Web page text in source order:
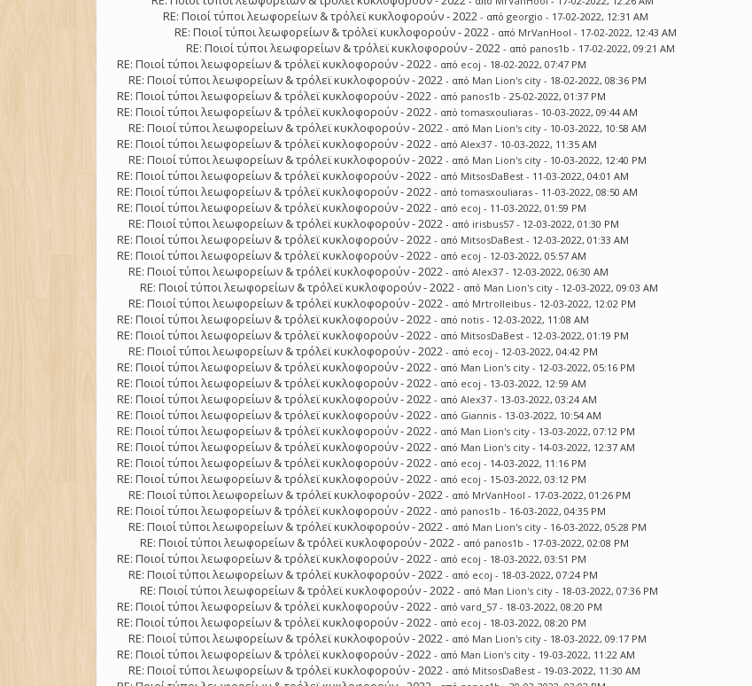
RE: Ποιοί τύποι λεωφορείων & τρόλεϊ κυκλοφορούν - 2022 - απόgeorgio - 17-02-2022, 12:31 AM
RE: Ποιοί τύποι λεωφορείων & τρόλεϊ κυκλοφορούν - 2022 - από MrVanHool - 17-02-2022, 12:43 AM
RE: Ποιοί τύποι λεωφορείων & τρόλεϊ κυκλοφορούν - 2022 - από panos1b - 17-02-2022, 09:21 AM
RE: Ποιοί τύποι λεωφορείων & τρόλεϊ κυκλοφορούν - 2022 - από ecoj - 18-02-2022, 07:47 PM
RE: Ποιοί τύποι λεωφορείων & τρόλεϊ κυκλοφορούν - 2022 - από Man Lion's city - 18-02-2022, 08:36 PM
RE: Ποιοί τύποι λεωφορείων & τρόλεϊ κυκλοφορούν - 2022 - από panos1b - 25-02-2022, 01:37 PM
RE: Ποιοί τύποι λεωφορείων & τρόλεϊ κυκλοφορούν - 2022 - απόtomasxouliaras - 10-03-2022, 09:44 AM
RE: Ποιοί τύποι λεωφορείων & τρόλεϊ κυκλοφορούν - 2022 - από Man Lion's city - 10-03-2022, 10:58 AM
RE: Ποιοί τύποι λεωφορείων & τρόλεϊ κυκλοφορούν - 2022 - απόAlex37 - 10-03-2022, 11:35 AM
RE: Ποιοί τύποι λεωφορείων & τρόλεϊ κυκλοφορούν - 2022 - από Man Lion's city - 10-03-2022, 12:40 PM
RE: Ποιοί τύποι λεωφορείων & τρόλεϊ κυκλοφορούν - 2022 - από MitsosDaBest - 11-03-2022, 04:01 AM
RE: Ποιοί τύποι λεωφορείων & τρόλεϊ κυκλοφορούν - 2022 - απόtomasxouliaras - 11-03-2022, 08:50 AM
RE: Ποιοί τύποι λεωφορείων & τρόλεϊ κυκλοφορούν - 2022 - από ecoj - 11-03-2022, 01:59 PM
RE: Ποιοί τύποι λεωφορείων & τρόλεϊ κυκλοφορούν - 2022 - από irisbus57 - 12-03-2022, 01:30 PM
RE: Ποιοί τύποι λεωφορείων & τρόλεϊ κυκλοφορούν - 2022 - από MitsosDaBest - 12-03-2022, 01:33 AM
RE: Ποιοί τύποι λεωφορείων & τρόλεϊ κυκλοφορούν - 2022 - από ecoj - 12-03-2022, 05:57 AM
RE: Ποιοί τύποι λεωφορείων & τρόλεϊ κυκλοφορούν - 2022 - απόAlex37 - 12-03-2022, 06:30 AM
RE: Ποιοί τύποι λεωφορείων & τρόλεϊ κυκλοφορούν - 2022 - από Man Lion's city - 12-03-2022, 09:03 AM
RE: Ποιοί τύποι λεωφορείων & τρόλεϊ κυκλοφορούν - 2022 - από Mrtrolleibus - 12-03-2022, 12:02 PM
RE: Ποιοί τύποι λεωφορείων & τρόλεϊ κυκλοφορούν - 2022 - από notis - 12-03-2022, 11:08 AM
RE: Ποιοί τύποι λεωφορείων & τρόλεϊ κυκλοφορούν - 2022 - από MitsosDaBest - 12-03-2022, 01:19 PM
RE: Ποιοί τύποι λεωφορείων & τρόλεϊ κυκλοφορούν - 2022 - από ecoj - 12-03-2022, 04:42 PM
RE: Ποιοί τύποι λεωφορείων & τρόλεϊ κυκλοφορούν - 2022 - από Man Lion's city - 12-03-2022, 05:16 PM
RE: Ποιοί τύποι λεωφορείων & τρόλεϊ κυκλοφορούν - 2022 - από ecoj - 13-03-2022, 12:59 AM
RE: Ποιοί τύποι λεωφορείων & τρόλεϊ κυκλοφορούν - 2022 - απόAlex37 - 13-03-2022, 03:24 AM
RE: Ποιοί τύποι λεωφορείων & τρόλεϊ κυκλοφορούν - 2022 - από Giannis - 13-03-2022, 10:54 AM
RE: Ποιοί τύποι λεωφορείων & τρόλεϊ κυκλοφορούν - 2022 - από Man Lion's city - 13-03-2022, 07:12 PM
RE: Ποιοί τύποι λεωφορείων & τρόλεϊ κυκλοφορούν - 2022 - από Man Lion's city - 14-03-2022, 12:37 AM
RE: Ποιοί τύποι λεωφορείων & τρόλεϊ κυκλοφορούν - 2022 - από ecoj - 14-03-2022, 11:16 PM
RE: Ποιοί τύποι λεωφορείων & τρόλεϊ κυκλοφορούν - 2022 - από ecoj - 15-03-2022, 03:12 PM
RE: Ποιοί τύποι λεωφορείων & τρόλεϊ κυκλοφορούν - 2022 - από MrVanHool - 17-03-2022, 01:26 PM
RE: Ποιοί τύποι λεωφορείων & τρόλεϊ κυκλοφορούν - 2022 - από panos1b - 16-03-2022, 04:35 PM
RE: Ποιοί τύποι λεωφορείων & τρόλεϊ κυκλοφορούν - 2022 - από Man Lion's city - 16-03-2022, 05:28 PM
RE: Ποιοί τύποι λεωφορείων & τρόλεϊ κυκλοφορούν - 2022 - από panos1b - 17-03-2022, 02:08 PM
RE: Ποιοί τύποι λεωφορείων & τρόλεϊ κυκλοφορούν - 2022 - από ecoj - 18-03-2022, 03:51 PM
RE: Ποιοί τύποι λεωφορείων & τρόλεϊ κυκλοφορούν - 2022 - από ecoj - 18-03-2022, 07:24 PM
RE: Ποιοί τύποι λεωφορείων & τρόλεϊ κυκλοφορούν - 2022 - από Man Lion's city - 18-03-2022, 07:36 PM
RE: Ποιοί τύποι λεωφορείων & τρόλεϊ κυκλοφορούν - 2022 - απόvard_57 - 18-03-2022, 08:20 PM
RE: Ποιοί τύποι λεωφορείων & τρόλεϊ κυκλοφορούν - 2022 - από ecoj - 18-03-2022, 08:20 PM
RE: Ποιοί τύποι λεωφορείων & τρόλεϊ κυκλοφορούν - 2022 - από Man Lion's city - 18-03-2022, 09:17 PM
RE: Ποιοί τύποι λεωφορείων & τρόλεϊ κυκλοφορούν - 2022 - από Man Lion's city - 19-03-2022, 11:22 AM
RE: Ποιοί τύποι λεωφορείων & τρόλεϊ κυκλοφορούν - 2022 - από MitsosDaBest - 19-03-2022, 11:30 AM